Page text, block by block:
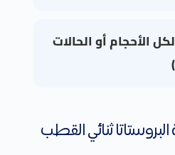
الأحجام أو الحالات
ثنائي القطب